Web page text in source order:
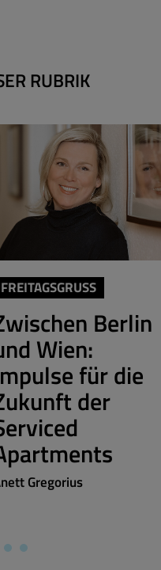
RUBRIK
FREITAGSGRUSS
Berlin
Wien:
für die
der
Gregorius